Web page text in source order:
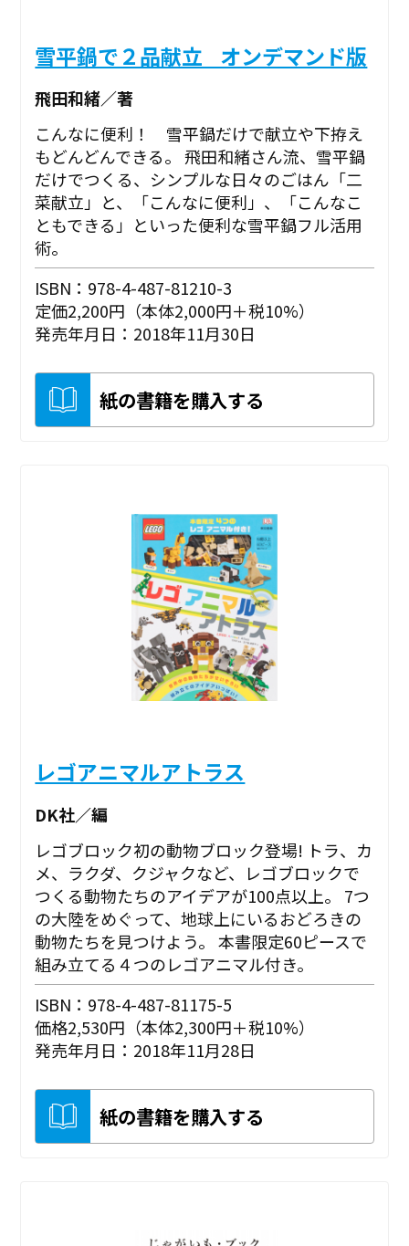
雪平鍋で２品献立 _オンデマンド版
飛田和緒／著
こんなに便利！ 雪平鍋だけで献立や下拵え
もどんどんできる。 飛田和緒さん流、雪平鍋
だけでつくる、シンプルな日々のごはん「二
菜献立」と、「こんなに便利」、「こんなこ
ともできる」といった便利な雪平鍋フル活用
術。
ISBN：978-4-487-81210-3
定価2,200円（本体2,000円＋税10%）
発売年月日：2018年11月30日
紙の書籍を購入する
レゴアニマルアトラス
DK社／編
レゴブロック初の動物ブロック登場! トラ、カ
メ、ラクダ、クジャクなど、レゴブロックで
つくる動物たちのアイデアが100点以上。 7つ
の大陸をめぐって、地球上にいるおどろきの
動物たちを見つけよう。 本書限定60ピースで
組み立てる４つのレゴアニマル付き。
ISBN：978-4-487-81175-5
価格2,530円（本体2,300円＋税10%）
発売年月日：2018年11月28日
紙の書籍を購入する